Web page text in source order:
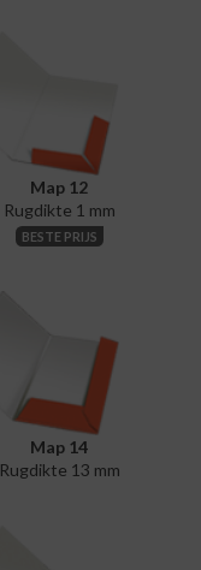
Map 12
Rugdikte 1 mm
BESTE PRIJS
Map 14
Rugdikte 13 mm